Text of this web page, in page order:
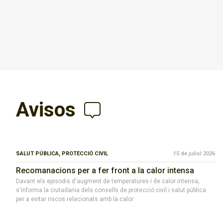
Avisos
SALUT PÚBLICA, PROTECCIÓ CIVIL 15 de juliol 2026
Recomanacions per a fer front a la calor intensa
Davant els episodis d'augment de temperatures i de calor intensa,
s'informa la ciutadania dels consells de protecció civil i salut pública
per a evitar riscos relacionats amb la calor